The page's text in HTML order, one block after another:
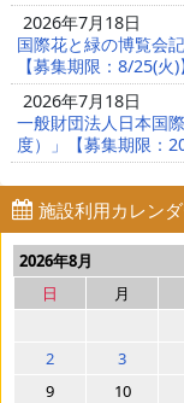
2026年7月18日
国際花と緑の博覧会
【募集期限：8/25(火)
2026年7月18日
一般財団法人日本国
度）」【募集期限：
施設利用カレン
2026年8月
日
月
2
3
9
10